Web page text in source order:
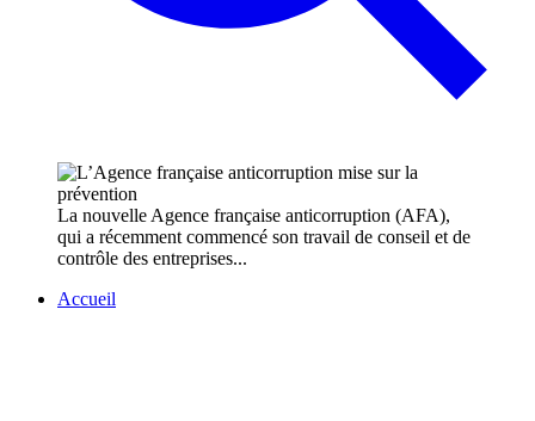
La nouvelle Agence française anticorruption (AFA),
qui a récemment commencé son travail de conseil et de
contrôle des entreprises...
Accueil